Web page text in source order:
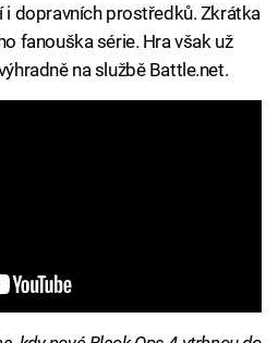
i dopravních prostředků. Zkrátka
fanouška série. Hra však už
na službě Battle.net.